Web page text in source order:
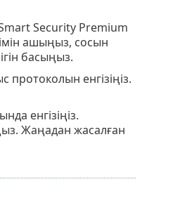
Security Premium
ашыңыз, сосын
басыңыз.
енгізіңіз.
енгізіңіз.
Жаңадан жасалған